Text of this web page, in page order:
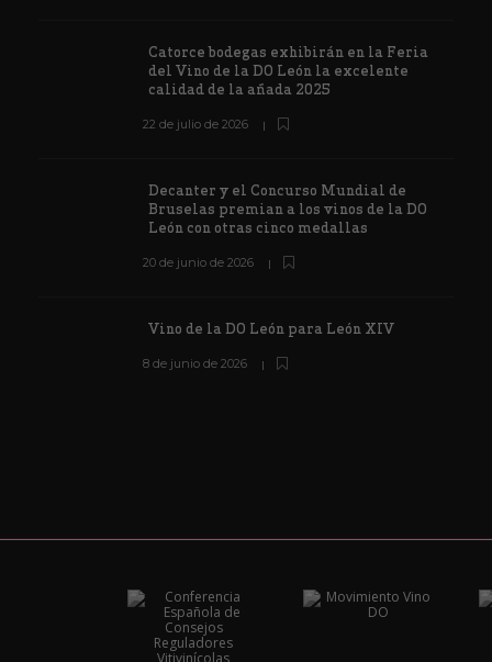
Catorce bodegas exhibirán en la Feria
del Vino de la DO León la excelente
calidad de la añada 2025
22 de julio de 2026
Decanter y el Concurso Mundial de
Bruselas premian a los vinos de la DO
León con otras cinco medallas
20 de junio de 2026
Vino de la DO León para León XIV
8 de junio de 2026